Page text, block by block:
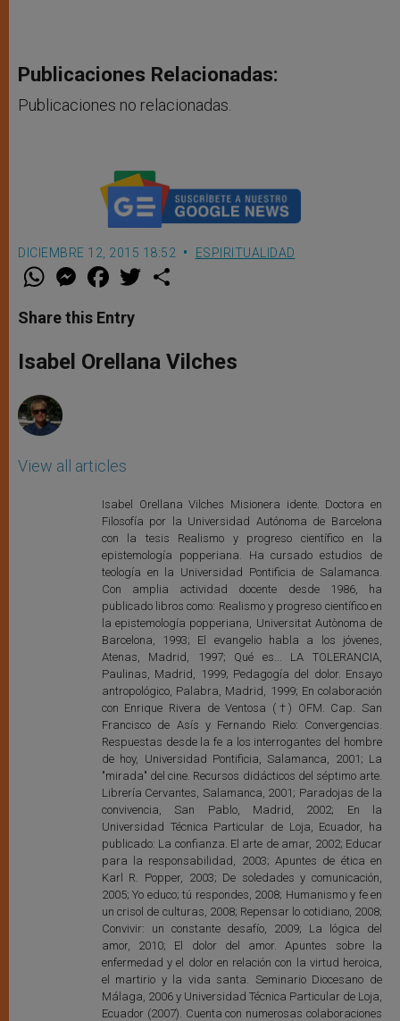
Publicaciones Relacionadas:
Publicaciones no relacionadas.
DICIEMBRE 12, 2015 18:52 ESPIRITUALIDAD
W
t
s
p
p
M
e
s
e
g
e
F
a
e
b
o
k
w
r
Share this Entry
Isabel Orellana Vilches
View all articles
Isabel Orellana Vilches Misionera idente. Doctora en
Filosofía por la Universidad Autónoma de Barcelona
con la tesis Realismo y progreso científico en la
epistemología popperiana. Ha cursado estudios de
teología en la Universidad Pontificia de Salamanca.
Con amplia actividad docente desde 1986, ha
publicado libros como: Realismo y progreso científico en
la epistemología popperiana, Universitat Autònoma de
Barcelona, 1993; El evangelio habla a los jóvenes,
Atenas, Madrid, 1997; Qué es... LA TOLERANCIA,
Paulinas, Madrid, 1999; Pedagogía del dolor. Ensayo
antropológico, Palabra, Madrid, 1999; En colaboración
con Enrique Rivera de Ventosa (†) OFM. Cap. San
Francisco de Asís y Fernando Rielo: Convergencias.
Respuestas desde la fe a los interrogantes del hombre
de hoy, Universidad Pontificia, Salamanca, 2001; La
"mirada" del cine. Recursos didácticos del séptimo arte.
Librería Cervantes, Salamanca, 2001; Paradojas de la
convivencia, San Pablo, Madrid, 2002; En la
Universidad Técnica Particular de Loja, Ecuador, ha
publicado: La confianza. El arte de amar, 2002; Educar
para la responsabilidad, 2003; Apuntes de ética en
Karl R. Popper, 2003; De soledades y comunicación,
2005; Yo educo; tú respondes, 2008; Humanismo y fe en
un crisol de culturas, 2008; Repensar lo cotidiano, 2008;
Convivir: un constante desafío, 2009; La lógica del
amor, 2010; El dolor del amor. Apuntes sobre la
enfermedad y el dolor en relación con la virtud heroica,
el martirio y la vida santa. Seminario Diocesano de
Málaga, 2006 y Universidad Técnica Particular de Loja,
Ecuador (2007). Cuenta con numerosas colaboraciones